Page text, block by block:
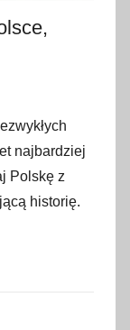
najbardziej
Polskę z
historię.